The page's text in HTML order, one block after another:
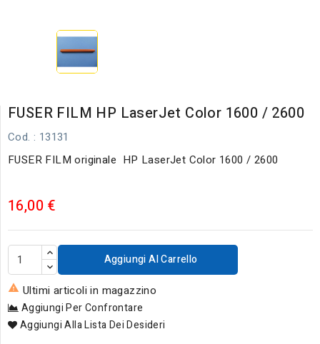
FUSER FILM HP LaserJet Color 1600 / 2600
Cod. : 13131
FUSER FILM originale HP LaserJet Color 1600 / 2600
16,00 €
Aggiungi Al Carrello
 Ultimi articoli in magazzino
Aggiungi Per Confrontare
Aggiungi Alla Lista Dei Desideri